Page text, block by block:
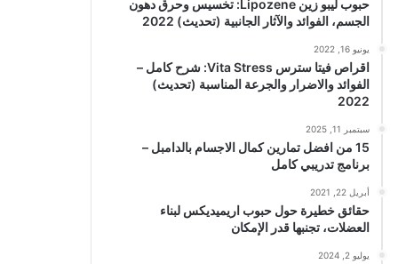
حبوب ليبو زين Lipozene: تخسيس وحرق دهون
الجسم، الفوائد والآثار الجانبية (تحديث) 2022
يونيو 16, 2022
اقراص فيتا سترس Vita Stress: شرح كامل –
الفوائد والاضرار والجرعة المناسبة (تحديث)
2022
سبتمبر 11, 2025
15 من افضل تمارين كمال الاجسام بالدامبل –
برنامج تدريبي كامل
أبريل 22, 2021
حقائق خطيرة حول حبوب اريميديكس لبناء
العضلات، تجنبها قدر الإمكان
يوليو 2, 2024